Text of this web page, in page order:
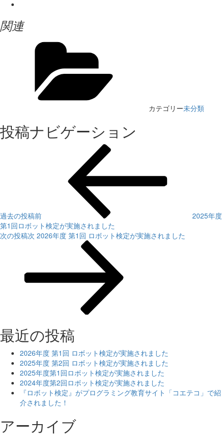
関連
カテゴリー未分類
投稿ナビゲーション
過去の投稿前
2025年度
第1回ロボット検定が実施されました
次の投稿次 2026年度 第1回 ロボット検定が実施されました
最近の投稿
2026年度 第1回 ロボット検定が実施されました
2025年度 第2回 ロボット検定が実施されました
2025年度第1回ロボット検定が実施されました
2024年度第2回ロボット検定が実施されました
『ロボット検定』がプログラミング教育サイト「コエテコ」で紹
介されました！
アーカイブ